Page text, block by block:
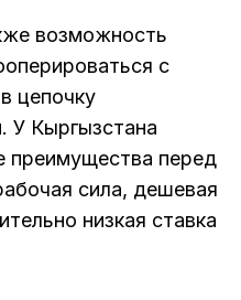
возможность
с
цепочку
У Кыргызстана
преимущества перед
сила, дешевая
низкая ставка